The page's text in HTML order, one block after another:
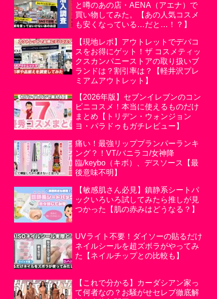
と噂のあの店・AENA（アエナ）で
買い物してみた。【あの人気コスメ
も安くなっている…だと…！？】
【現地レポ】アウトレットでデパコ
スをお得にゲット！ザ コスメティッ
クスカンパニーストアの取り扱いブ
ランドは？割引率は？【軽井沢プレ
ミアムアウトレット】
【2026年版】セブンイレブンのコン
ビニコスメ！本当に使えるものだけ
まとめ【トリデン・ウォンジョン
ヨ・パラドゥもガチレビュー】
痛い！最強リッププランパーランキ
ング？！VT/バニラコ/女神降
臨/keybo（キボ）、デスソース【最
後意味不明】
【敏感肌さん必見】鎮静系シートパ
ックいろいろ試してみたら推しが見
つかった【肌の赤みはどうなる？】
UVライト不要！ダイソーの貼るだけ
ネイルシールを超ズボラがやってみ
た【ネイルチップとの比較も】
【これで分かる】カーダシアン家っ
て何者なの？お騒がせセレブ徹底解